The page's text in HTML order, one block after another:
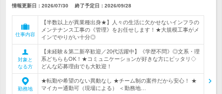
情報更新日：2026/07/30 終了予定日： 2026/09/28
仕事内容
【半数以上が異業種出身★】人々の生活に欠かせないインフラの
メンテナンス工事の《管理》をお任せします！★大規模工事がメ
インでやりがい十分◎
対象と
なる方
【未経験＆第二新卒歓迎／20代活躍中】《学歴不問》◎文系・理
系どちらもOK！★コミュニケーションが好きな方にピッタリ◇
どんな応募理由でも大歓迎！
勤務地
★転勤や希望のない異動なし ★チーム制の案件だから安心！ ★
マイカー通勤可（現場による） ＜勤務地…